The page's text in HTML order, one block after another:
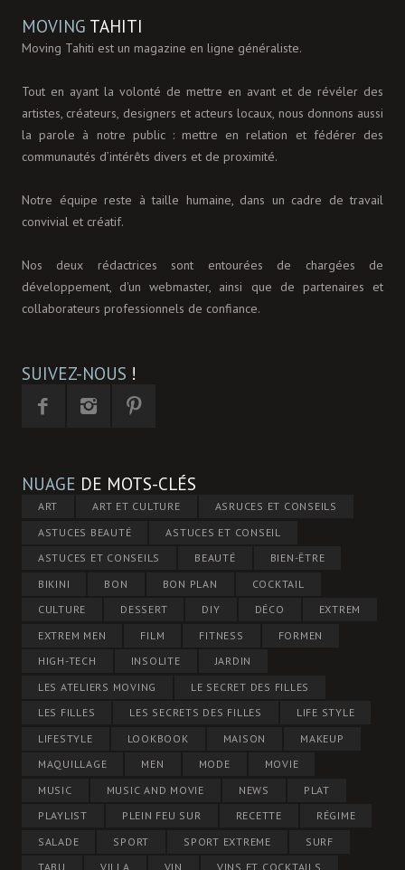
MOVING TAHITI
Moving Tahiti est un magazine en ligne généraliste.
Tout en ayant la volonté de mettre en avant et de révéler des
artistes, créateurs, designers et acteurs locaux, nous donnons aussi
la parole à notre public : mettre en relation et fédérer des
communautés d’intérêts divers et de proximité.
Notre équipe reste à taille humaine, dans un cadre de travail
convivial et créatif.
Nos deux rédactrices sont entourées de chargées de
développement, d'un webmaster, ainsi que de partenaires et
collaborateurs professionnels de confiance.
SUIVEZ-NOUS !
NUAGE DE MOTS-CLÉS
ART ART ET CULTURE
ASRUCES ET CONSEILS
ASTUCES BEAUTÉ
ASTUCES ET CONSEIL
ASTUCES ET CONSEILS
BEAUTÉ
BIEN-ÊTRE
BIKINI
BON BON PLAN
COCKTAIL
CULTURE
DESSERT DIY DÉCO
EXTREM
EXTREM MEN
FILM FITNESS
FORMEN
HIGH-TECH
INSOLITE
JARDIN
LES ATELIERS MOVING
LE SECRET DES FILLES
LES FILLES
LES SECRETS DES FILLES
LIFE STYLE
LIFESTYLE
LOOKBOOK MAISON
MAKEUP
MAQUILLAGE
MEN MODE
MOVIE
MUSIC
MUSIC AND MOVIE NEWS
PLAT
PLAYLIST
PLEIN FEU SUR RECETTE
RÉGIME
SALADE
SPORT SPORT EXTREME
SURF
TABU
VILLA VIN VINS ET COCKTAILS